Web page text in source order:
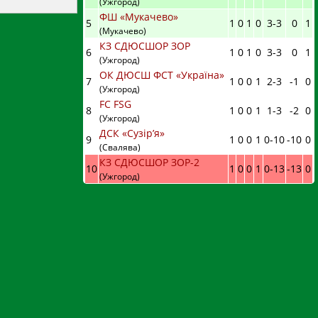
5 ФШ «Мукачево»
(Мукачево)
1 0 1 0 3-3 0 1
6 КЗ СДЮСШОР ЗОР
(Ужгород)
1 0 1 0 3-3 0 1
7 ОК ДЮСШ ФСТ «Україна»
(Ужгород)
1 0 0 1 2-3 -1 0
8 FC FSG
(Ужгород)
1 0 0 1 1-3 -2 0
9 ДСК «Сузір’я»
(Свалява)
1 0 0 1 0-10-10 0
10 КЗ СДЮСШОР ЗОР-2
(Ужгород)
1 0 0 1 0-13-13 0